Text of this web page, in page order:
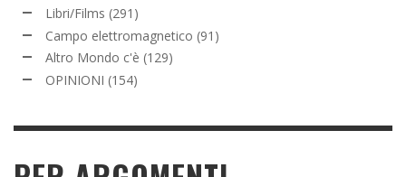
Libri/Films (291)
Campo elettromagnetico (91)
Altro Mondo c'è (129)
OPINIONI (154)